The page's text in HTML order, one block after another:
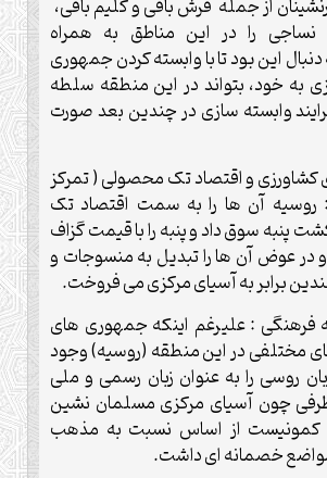
از جمله فرش بافی و گلیم بافی،
را در این مناطق به همراه
این بود تا با وابسته کردن جمهوری
به خود، بتواند در این منطقه سلطه
وابسته سازی در چندین بعد صورت
و اقتصاد تک محصولی ( تمرکز
آن ها را به سمت اقتصاد تک
پنبه سوق داد و پنبه را با قیمت گزاف
و در عوض آن ها را تبدیل به منسوجات و
برابر به آسیای مرکزی می فروخت.
فرهنگی : علیرغم اینکه جمهوری های
مختلفی در این منطقه (روسیه) وجود
روسی را به عنوان زبان رسمی و ملی
چون آسیای مرکزی مسلمان نشین
کمونیست از اساس نسبت به مذهب
خصمانه ای داشت.